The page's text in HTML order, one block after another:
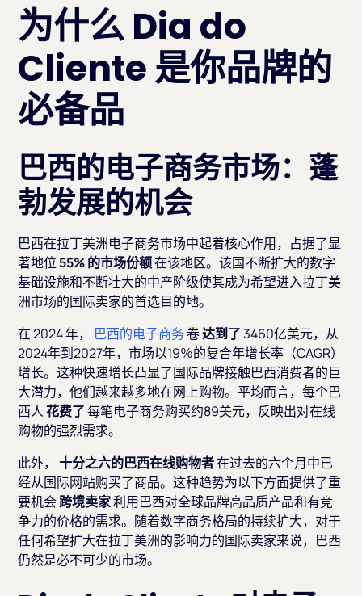
为什么 Dia do
Cliente 是你品牌的
必备品
巴西的电子商务市场：蓬
勃发展的机会
巴西在拉丁美洲电子商务市场中起着核心作用，占据了显
著地位 55% 的市场份额在该地区。该国不断扩大的数字
基础设施和不断壮大的中产阶级使其成为希望进入拉丁美
洲市场的国际卖家的首选目的地。
在 2024 年， 巴西的电子商务卷达到了3460亿美元，从
2024年到2027年，市场以19％的复合年增长率（CAGR）
增长。这种快速增长凸显了国际品牌接触巴西消费者的巨
大潜力，他们越来越多地在网上购物。平均而言，每个巴
西人花费了每笔电子商务购买约89美元，反映出对在线
购物的强烈需求。
此外，十分之六的巴西在线购物者在过去的六个月中已
经从国际网站购买了商品。这种趋势为以下方面提供了重
要机会跨境卖家利用巴西对全球品牌高品质产品和有竞
争力的价格的需求。随着数字商务格局的持续扩大，对于
任何希望扩大在拉丁美洲的影响力的国际卖家来说，巴西
仍然是必不可少的市场。